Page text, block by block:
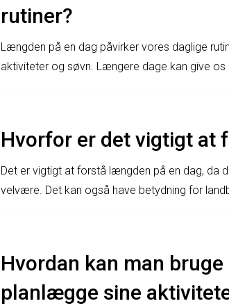
rutiner?
Længden på en dag påvirker vores daglige
aktiviteter og søvn. Længere dage kan give
Hvorfor er det vigtigt at
Det er vigtigt at forstå længden på en dag, da
velvære. Det kan også have betydning for
Hvordan kan man
planlægge sine